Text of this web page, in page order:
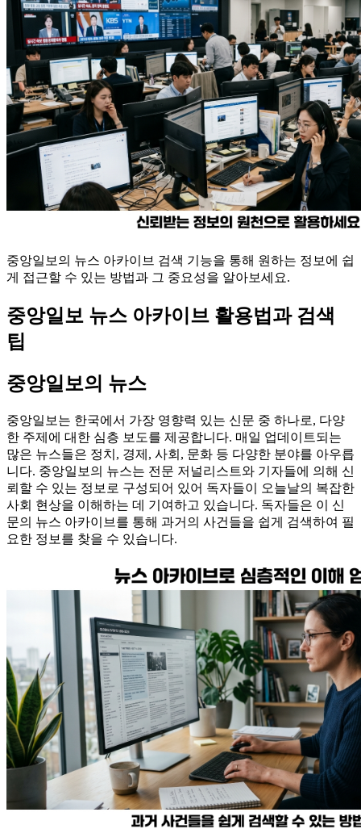
중앙일보의 뉴스 아카이브 검색 기능을 통해 원하는 정보에 쉽
게 접근할 수 있는 방법과 그 중요성을 알아보세요.
중앙일보 뉴스 아카이브 활용법과 검색
팁
중앙일보의 뉴스
중앙일보는 한국에서 가장 영향력 있는 신문 중 하나로, 다양
한 주제에 대한 심층 보도를 제공합니다. 매일 업데이트되는
많은 뉴스들은 정치, 경제, 사회, 문화 등 다양한 분야를 아우릅
니다. 중앙일보의 뉴스는 전문 저널리스트와 기자들에 의해 신
뢰할 수 있는 정보로 구성되어 있어 독자들이 오늘날의 복잡한
사회 현상을 이해하는 데 기여하고 있습니다. 독자들은 이 신
문의 뉴스 아카이브를 통해 과거의 사건들을 쉽게 검색하여 필
요한 정보를 찾을 수 있습니다.